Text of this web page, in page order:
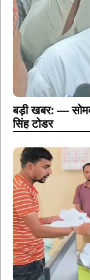
बड़ी खबर: —
सिंह टोडर